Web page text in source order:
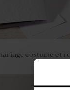
costume et